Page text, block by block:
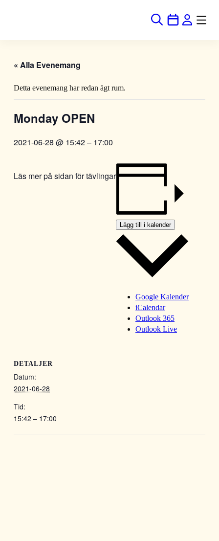
« Alla Evenemang
Detta evenemang har redan ägt rum.
Monday OPEN
2021-06-28 @ 15:42– 17:00
Läs mer på sidan för tävlingar
Lägg till i kalender
Google Kalender
iCalendar
Outlook 365
Outlook Live
DETALJER
Datum:
2021-06-28
Tid:
15:42 – 17:00